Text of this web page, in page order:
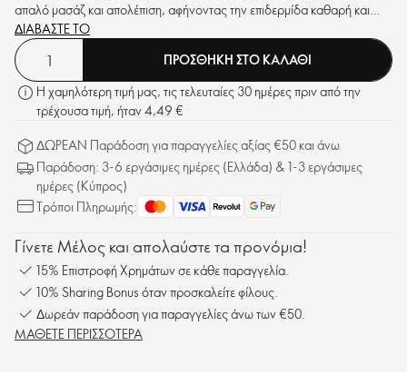
απαλό μασάζ και απολέπιση, αφήνοντας την επιδερμίδα καθαρή και
γεμάτη φρεσκάδα.
ΔΙΑΒΑΣΤΕ ΤΟ
ΠΡΟΣΘΗΚΗ ΣΤΟ ΚΑΛΑΘΙ
Η χαμηλότερη τιμή μας, τις τελευταίες 30 ημέρες πριν από την
τρέχουσα τιμή, ήταν 4,49 €
ΔΩΡΕΑΝ Παράδοση για παραγγελίες αξίας €50 και άνω
Παράδοση: 3-6 εργάσιμες ημέρες (Ελλάδα) & 1-3 εργάσιμες
ημέρες (Κύπρος)
Τρόποι Πληρωμής:
Γίνετε Μέλος και απολαύστε τα προνόμια!
15% Επιστροφή Χρημάτων σε κάθε παραγγελία.
10% Sharing Bonus όταν προσκαλείτε φίλους.
Δωρεάν παράδοση για παραγγελίες άνω των €50.
ΜΑΘΕΤΕ ΠΕΡΙΣΣΟΤΕΡΑ